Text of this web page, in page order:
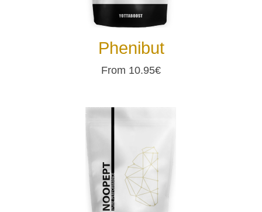
Phenibut
From 10.95€